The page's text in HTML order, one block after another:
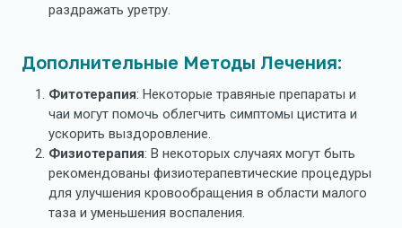
раздражать уретру.
Дополнительные Методы Лечения:
Фитотерапия: Некоторые травяные препараты и
чаи могут помочь облегчить симптомы цистита и
ускорить выздоровление.
Физиотерапия: В некоторых случаях могут быть
рекомендованы физиотерапевтические процедуры
для улучшения кровообращения в области малого
таза и уменьшения воспаления.